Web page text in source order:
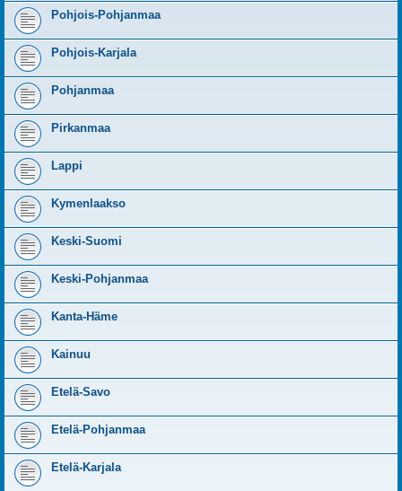
Pohjois-Pohjanmaa
Pohjois-Karjala
Pohjanmaa
Pirkanmaa
Lappi
Kymenlaakso
Keski-Suomi
Keski-Pohjanmaa
Kanta-Häme
Kainuu
Etelä-Savo
Etelä-Pohjanmaa
Etelä-Karjala